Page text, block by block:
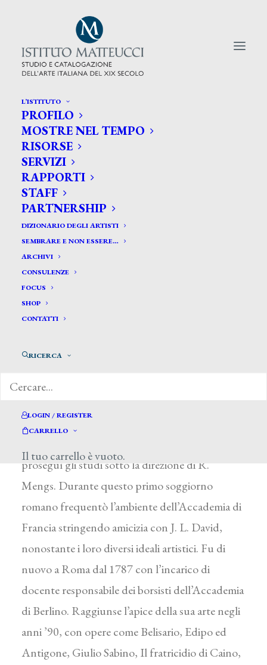
L’ISTITUTO
PROFILO
MOSTRE NEL TEMPO
RISORSE
SERVIZI
RAPPORTI
STAFF
PARTNERSHIP
DIZIONARIO DEGLI ARTISTI
SEMBRARE E NON ESSERE…
ARCHIVI
CONSULENZE
FOCUS
SHOP
CONTATTI
RICERCA
LOGIN / REGISTER
CARRELLO
Il tuo carrello è vuoto.
CERCA TRA GLI ARTISTI:
Search
for:
Rehberg Friedrich*
REHBERG FRIEDRICH
(Germania) 1835
Cinquecento nelle gallerie del principe elettore
proseguì gli studi sotto la direzione di R.
Mengs. Durante questo primo soggiorno
romano frequentò l’ambiente dell’Accademia di
Francia stringendo amicizia con J. L. David,
nonostante i loro diversi ideali artistici. Fu di
nuovo a Roma dal 1787 con l’incarico di
docente responsabile dei borsisti dell’Accademia
di Berlino. Raggiunse l’apice della sua arte negli
anni ’90, con opere come Belisario, Edipo ed
Antigone, Giulio Sabino, Il fratricidio di Caino,